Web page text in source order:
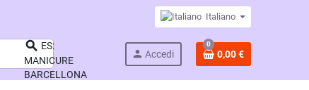
Italiano
 ES:
MANICURE
BARCELLONA
person Accedi
0
0,00 €